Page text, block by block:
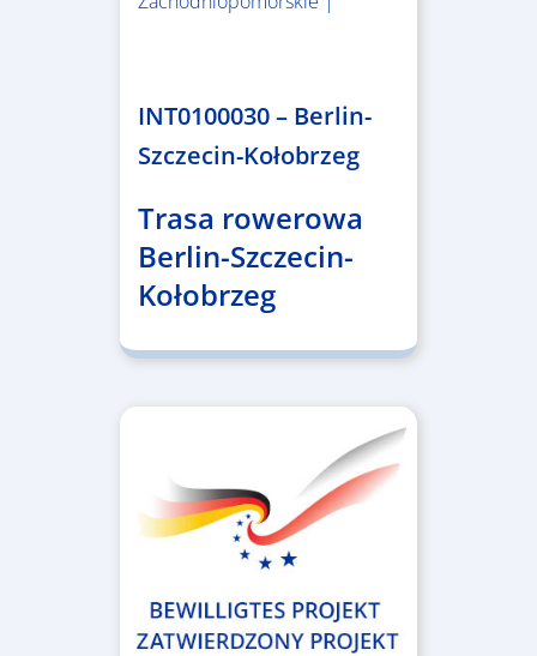
INT0100030 – Berlin-
Szczecin-Kołobrzeg
Trasa rowerowa
Berlin-Szczecin-
Kołobrzeg